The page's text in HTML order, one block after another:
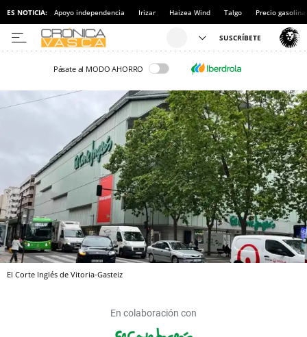
ES NOTICIA: Apoyo independencia Irizar Haizea Wind Talgo Precio gasolina
Pásate al MODO AHORRO
El Corte Inglés de Vitoria-Gasteiz
En colaboración con